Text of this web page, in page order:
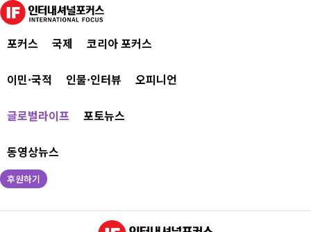
포커스 국제 코리아 포커스
이민·국적 인물·인터뷰 오피니언
글로벌라이프 포토뉴스
동영상뉴스
후원하기